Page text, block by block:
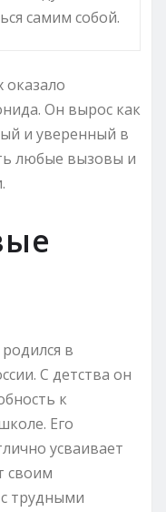
самим собой.
оказало
Он вырос как
и уверенный в
любые вызовы и
в
С детства он
к
Его
усваивает
своим
трудными